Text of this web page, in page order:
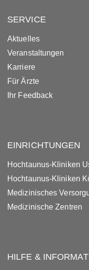
SERVICE
Aktuelles
Veranstaltungen
Karriere
Für Ärzte
Ihr Feedback
EINRICHTUNGEN
Hochtaunus-Kliniken
Hochtaunus-Kliniken
Medizinisches
Medizinische Zentren
HILFE &